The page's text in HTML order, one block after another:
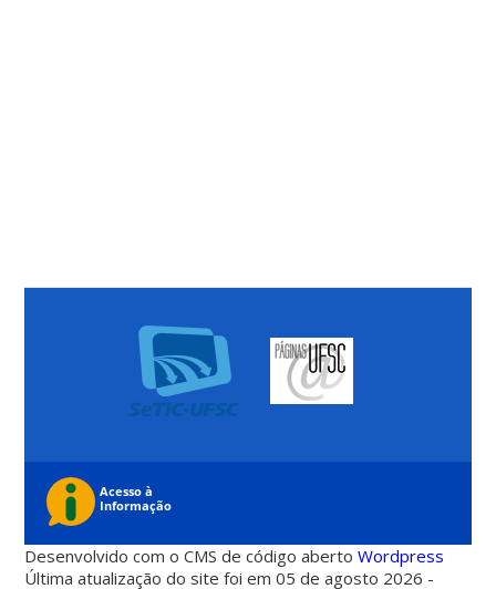
Desenvolvido com o CMS de código abertoWordpress
Última atualização do site foi em 05 de agosto 2026 -